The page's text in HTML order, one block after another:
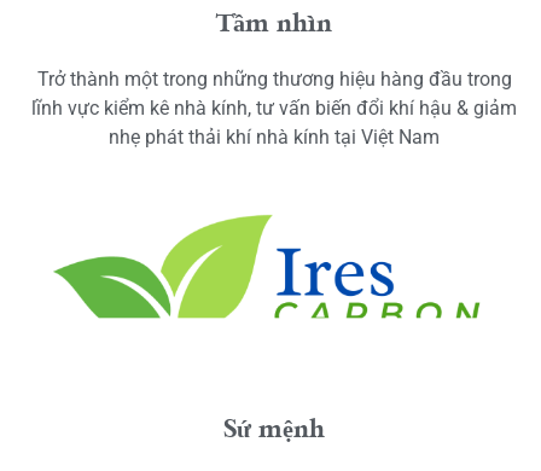
Tầm nhìn
Trở thành một trong những thương hiệu hàng đầu trong
lĩnh vực kiểm kê nhà kính, tư vấn biến đổi khí hậu & giảm
nhẹ phát thải khí nhà kính tại Việt Nam
Sứ mệnh